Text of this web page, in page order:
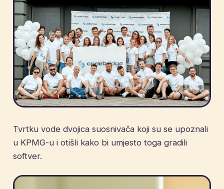
Tvrtku vode dvojica suosnivača koji su se upoznali
u KPMG-u i otišli kako bi umjesto toga gradili
softver.